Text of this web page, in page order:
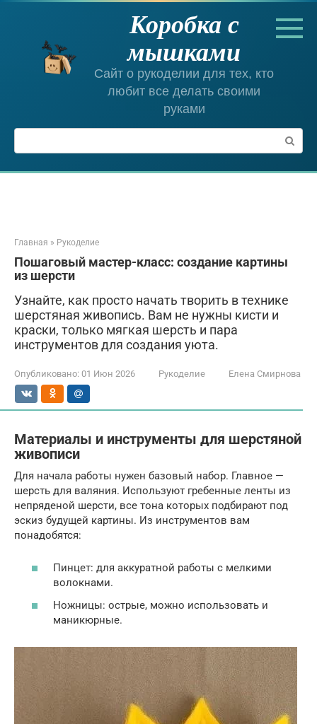
Перейти
Коробка с
мышками
Сайт о рукоделии для тех, кто
любит все делать своими
руками
Поиск:
Главная » Рукоделие
Пошаговый мастер-класс: создание картины
из шерсти
Узнайте, как просто начать творить в технике
шерстяная живопись. Вам не нужны кисти и
краски, только мягкая шерсть и пара
инструментов для создания уюта.
Опубликовано: 01 Июн 2026 Рукоделие Елена Смирнова
Материалы и инструменты для шерстяной
живописи
Для начала работы нужен базовый набор. Главное —
шерсть для валяния. Используют гребенные ленты из
непряденой шерсти, все тона которых подбирают под
эскиз будущей картины. Из инструментов вам
понадобятся:
Пинцет: для аккуратной работы с мелкими
волокнами.
Ножницы: острые, можно использовать и
маникюрные.